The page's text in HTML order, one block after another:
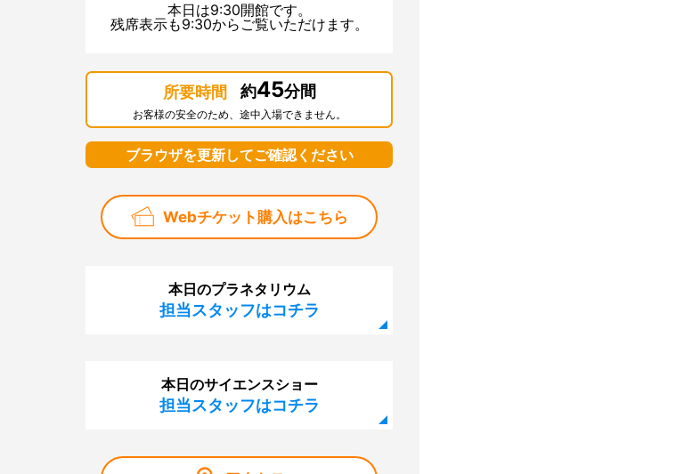
本日は9:30開館です。
残席表示も9:30からご覧いただけます。
所要時間 約45分間
お客様の安全のため、途中入場できません。
ブラウザを更新してご確認ください
Webチケット購入はこちら
本日のプラネタリウム
担当スタッフはコチラ
本日のサイエンスショー
担当スタッフはコチラ